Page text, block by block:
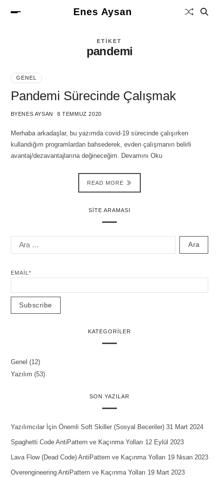
Enes Aysan
ETIKET
pandemi
GENEL
Pandemi Sürecinde Çalışmak
BYENES AYSAN 8 TEMMUZ 2020
Merhaba arkadaşlar, bu yazımda covid-19 sürecinde çalışırken
kullandığım programlardan bahsederek, evden çalışmanın belirli
avantaj/dezavantajlarına değineceğim. Devamını Oku
READ MORE
SITE ARAMASI
EMAIL*
KATEGORILER
Genel (12)
Yazılım (53)
SON YAZILAR
Yazılımcılar İçin Önemli Soft Skiller (Sosyal Beceriler) 31 Mart 2024
Spaghetti Code AntiPattern ve Kaçınma Yolları 12 Eylül 2023
Lava Flow (Dead Code) AntiPattern ve Kaçınma Yolları 19 Nisan 2023
Overengineering AntiPattern ve Kaçınma Yolları 19 Mart 2023